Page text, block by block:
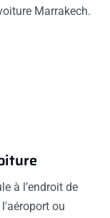
Marrakech.
à l’endroit de
ou